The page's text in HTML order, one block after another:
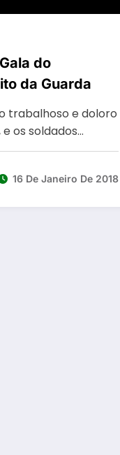
do
da Guarda
trabalhoso e doloro
os soldados…
16 De Janeiro De 2018